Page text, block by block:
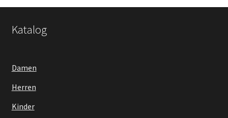
Katalog
Damen
Herren
Kinder